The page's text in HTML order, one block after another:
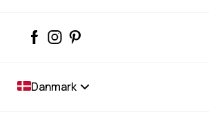
Danmark